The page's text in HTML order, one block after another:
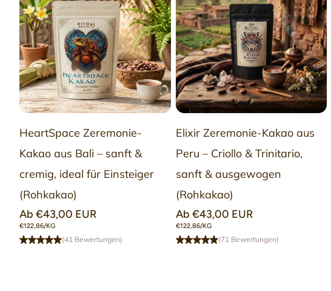
OPTION
WÄHLEN
HeartSpace Zeremonie-
Kakao aus Bali – sanft &
cremig, ideal für Einsteiger
(Rohkakao)
Normaler
Preis
Ab €43,00 EUR
STÜCKPREIS
€122,86/KG
(41 Bewertungen)
OPTION
WÄHLEN
Elixir Zeremonie-Kakao aus
Peru – Criollo & Trinitario,
sanft & ausgewogen
(Rohkakao)
Normaler
Preis
Ab €43,00 EUR
STÜCKPREIS
€122,86/KG
(71 Bewertungen)